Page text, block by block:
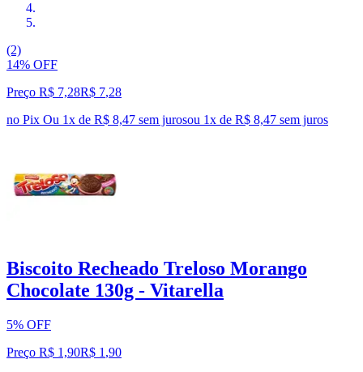
(2)
14% OFF
Preço R$ 7,28R$ 7,28
no Pix Ou 1x de R$ 8,47 sem jurosou 1x de R$ 8,47 sem juros
Biscoito Recheado Treloso Morango
Chocolate 130g - Vitarella
5% OFF
Preço R$ 1,90R$ 1 ,90